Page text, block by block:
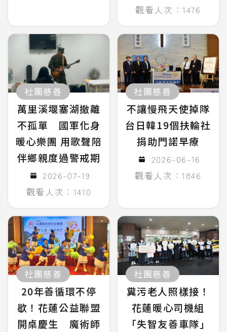
觀看人次：1476
社團慈善
萬里溪堰塞湖撤離
不孤單 國軍化身
暖心樂團 用歌聲陪
伴鄉親度過警戒期
2026-07-19
觀看人次：1410
社團慈善
不讓慢飛天使掉隊
台日韓19個扶輪社
捐助門諾早療
2026-06-16
觀看人次：1846
社團慈善
20年善循環不停
歇！花蓮公益聯盟
開桌慶生 魔術師
社團慈善
糞污老人照樣接！
花蓮暖心司機組
「失智友善車隊」